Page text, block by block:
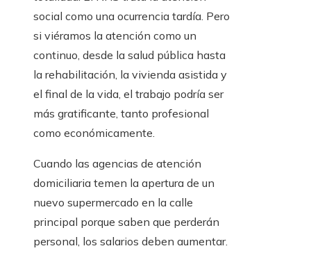
social como una ocurrencia tardía. Pero
si viéramos la atención como un
continuo, desde la salud pública hasta
la rehabilitación, la vivienda asistida y
el final de la vida, el trabajo podría ser
más gratificante, tanto profesional
como económicamente.
Cuando las agencias de atención
domiciliaria temen la apertura de un
nuevo supermercado en la calle
principal porque saben que perderán
personal, los salarios deben aumentar.